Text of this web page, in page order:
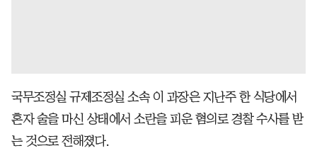
국무조정실 규제조정실 소속 이 과장은 지난주 한 식당에서
혼자 술을 마신 상태에서 소란을 피운 혐의로 경찰 수사를 받
는 것으로 전해졌다.